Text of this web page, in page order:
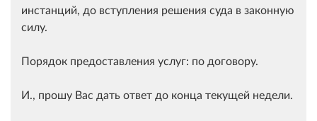
инстанций, до вступления решения суда в законную
силу.
Порядок предоставления услуг: по договору.
И., прошу Вас дать ответ до конца текущей недели.